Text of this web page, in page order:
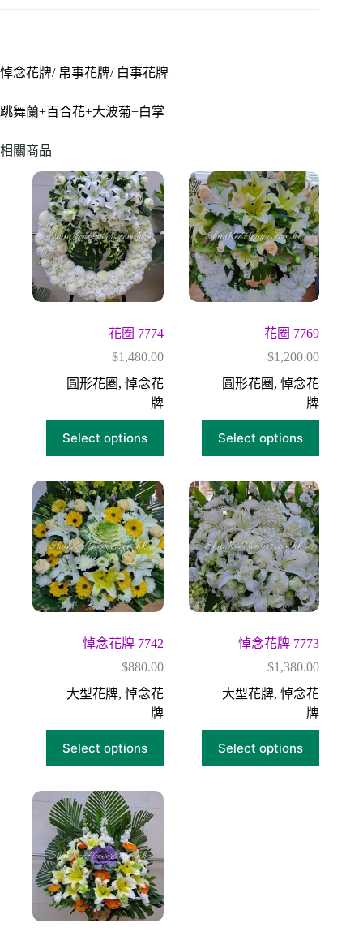
悼念花牌/ 帛事花牌/ 白事花牌
跳舞蘭+百合花+大波菊+白掌
相關商品
花圈 7774
$1,480.00
圓形花圈 , 悼念花
牌
Select options
花圈 7769
$1,200.00
圓形花圈 ,悼念花
牌
Select options
悼念花牌 7742
$880.00
大型花牌, 悼念花
牌
Select options
悼念花牌 7773
$1,380.00
大型花牌,悼念花
牌
Select options